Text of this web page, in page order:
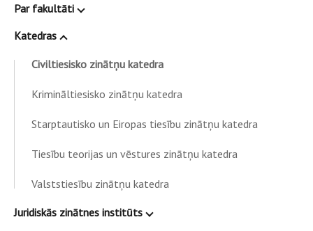
Par fakultāti
Katedras
Civiltiesisko zinātņu katedra
Krimināltiesisko zinātņu katedra
Starptautisko un Eiropas tiesību zinātņu katedra
Tiesību teorijas un vēstures zinātņu katedra
Valststiesību zinātņu katedra
Juridiskās zinātnes institūts